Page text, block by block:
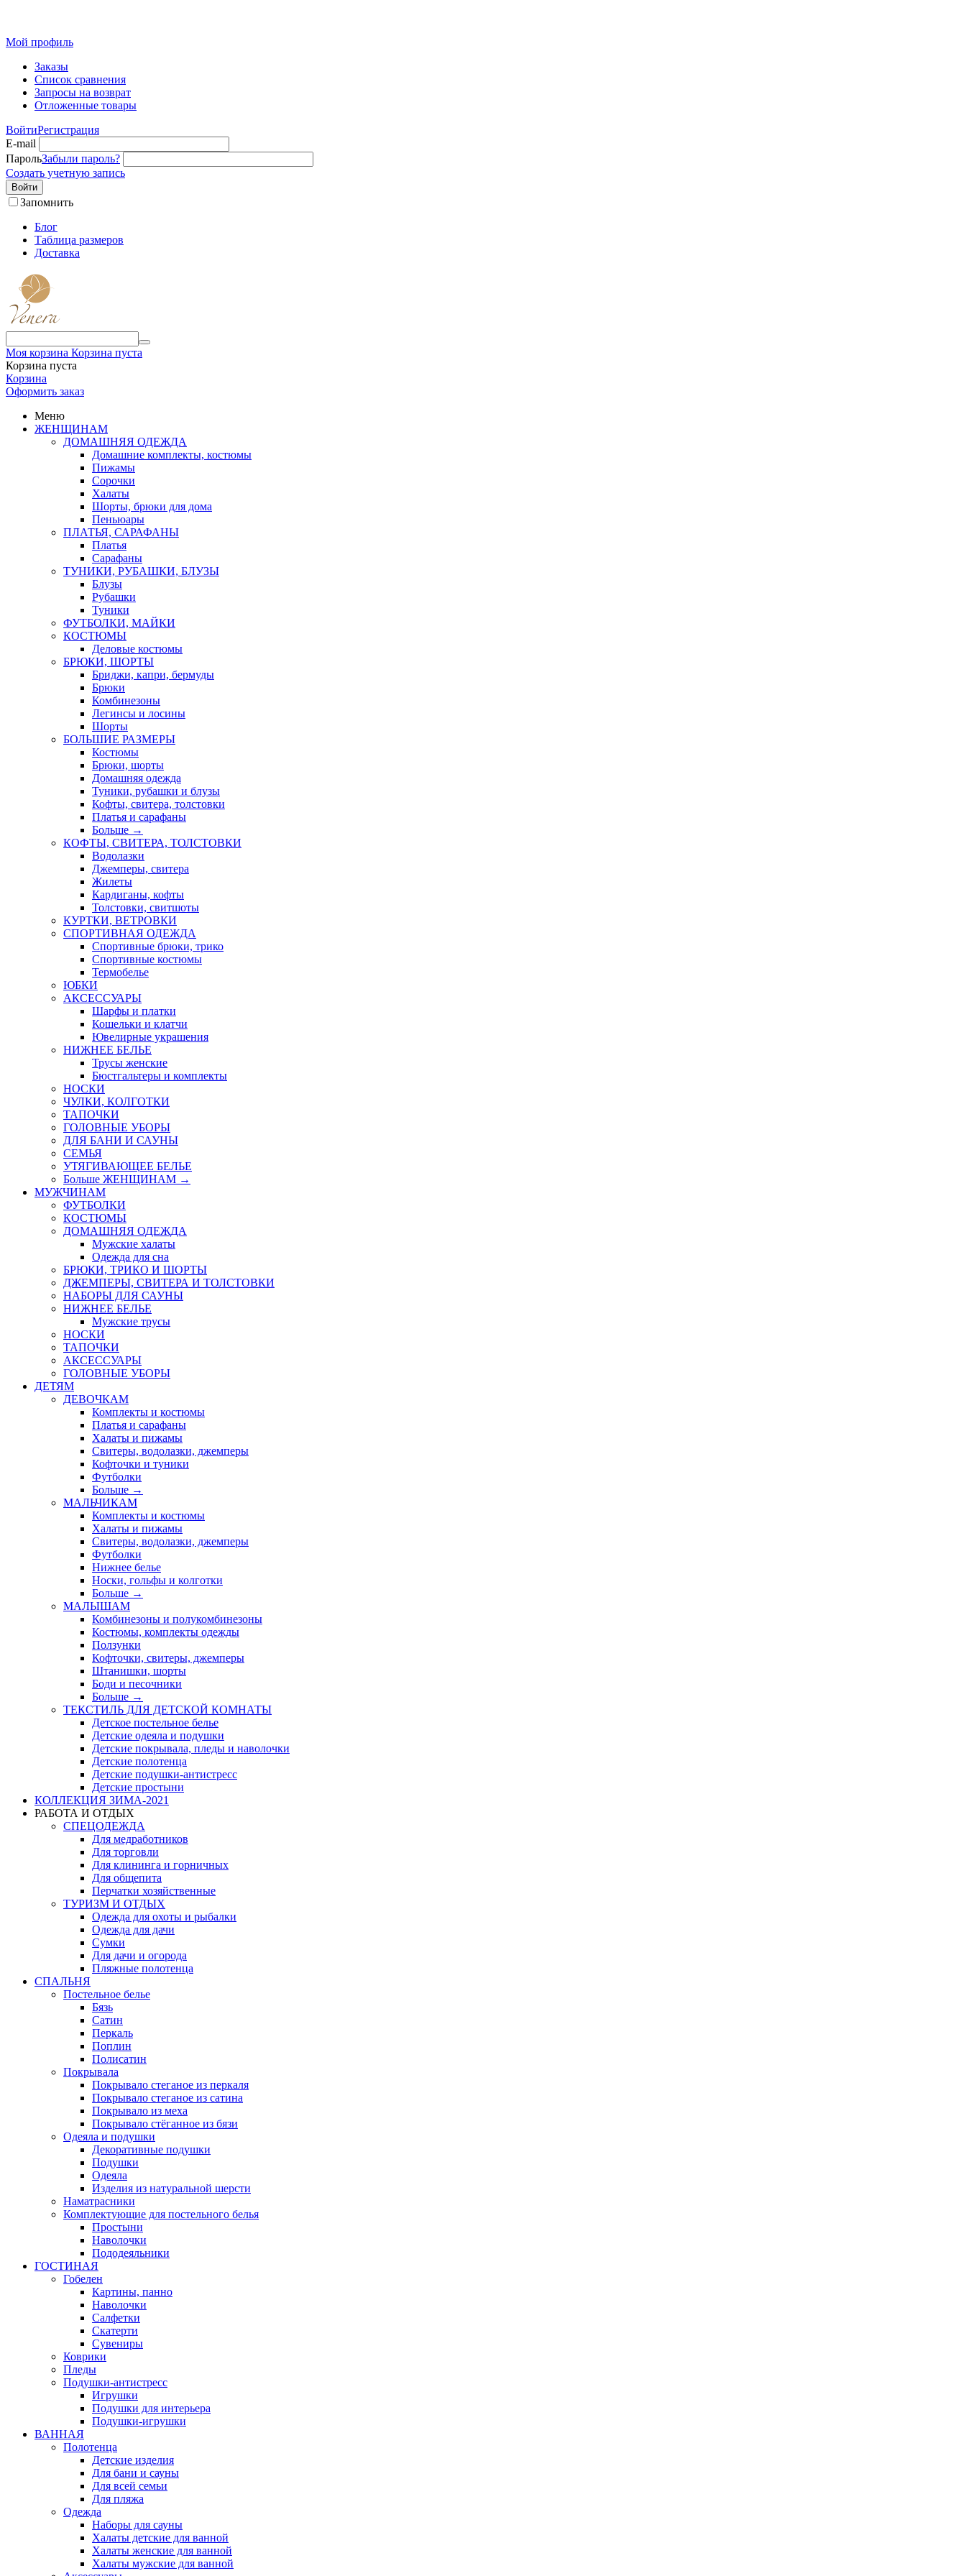
Мой профиль
Заказы
Список сравнения
Запросы на возврат
Отложенные товары
ВойтиРегистрация
E-mail
ПарольЗабыли пароль?
Создать учетную запись
Войти
Запомнить
Блог
Таблица размеров
Доставка
Моя корзина Корзина пуста
Корзина пуста
Корзина
Оформить заказ
Меню
ЖЕНЩИНАМ
ДОМАШНЯЯ ОДЕЖДА
Домашние комплекты, костюмы
Пижамы
Сорочки
Халаты
Шорты, брюки для дома
Пеньюары
ПЛАТЬЯ, САРАФАНЫ
Платья
Сарафаны
ТУНИКИ, РУБАШКИ, БЛУЗЫ
Блузы
Рубашки
Туники
ФУТБОЛКИ, МАЙКИ
КОСТЮМЫ
Деловые костюмы
БРЮКИ, ШОРТЫ
Бриджи, капри, бермуды
Брюки
Комбинезоны
Легинсы и лосины
Шорты
БОЛЬШИЕ РАЗМЕРЫ
Костюмы
Брюки, шорты
Домашняя одежда
Туники, рубашки и блузы
Кофты, свитера, толстовки
Платья и сарафаны
Больше →
КОФТЫ, СВИТЕРА, ТОЛСТОВКИ
Водолазки
Джемперы, свитера
Жилеты
Кардиганы, кофты
Толстовки, свитшоты
КУРТКИ, ВЕТРОВКИ
СПОРТИВНАЯ ОДЕЖДА
Спортивные брюки, трико
Спортивные костюмы
Термобелье
ЮБКИ
AКСЕССУАРЫ
Шарфы и платки
Кошельки и клатчи
Ювелирные украшения
НИЖНЕЕ БЕЛЬЕ
Трусы женские
Бюстгальтеры и комплекты
НОСКИ
ЧУЛКИ, КОЛГОТКИ
ТАПОЧКИ
ГОЛОВНЫЕ УБОРЫ
ДЛЯ БАНИ И САУНЫ
СЕМЬЯ
УТЯГИВАЮЩЕЕ БЕЛЬЕ
Больше ЖЕНЩИНАМ →
МУЖЧИНАМ
ФУТБОЛКИ
КОСТЮМЫ
ДОМАШНЯЯ ОДЕЖДА
Мужские халаты
Одежда для сна
БРЮКИ, ТРИКО И ШОРТЫ
ДЖЕМПЕРЫ, СВИТЕРА И ТОЛСТОВКИ
НАБОРЫ ДЛЯ САУНЫ
НИЖНЕЕ БЕЛЬЕ
Мужские трусы
НОСКИ
ТАПОЧКИ
АКСЕССУАРЫ
ГОЛОВНЫЕ УБОРЫ
ДЕТЯМ
ДЕВОЧКАМ
Комплекты и костюмы
Платья и сарафаны
Халаты и пижамы
Свитеры, водолазки, джемперы
Кофточки и туники
Футболки
Больше →
МАЛЬЧИКАМ
Комплекты и костюмы
Халаты и пижамы
Свитеры, водолазки, джемперы
Футболки
Нижнее белье
Носки, гольфы и колготки
Больше →
МАЛЫШАМ
Комбинезоны и полукомбинезоны
Костюмы, комплекты одежды
Ползунки
Кофточки, свитеры, джемперы
Штанишки, шорты
Боди и песочники
Больше →
ТЕКСТИЛЬ ДЛЯ ДЕТСКОЙ КОМНАТЫ
Детское постельное белье
Детские одеяла и подушки
Детские покрывала, пледы и наволочки
Детские полотенца
Детские подушки-антистресс
Детские простыни
КОЛЛЕКЦИЯ ЗИМА-2021
РАБОТА И ОТДЫХ
СПЕЦОДЕЖДА
Для медработников
Для торговли
Для клининга и горничных
Для общепита
Перчатки хозяйственные
ТУРИЗМ И ОТДЫХ
Одежда для охоты и рыбалки
Одежда для дачи
Сумки
Для дачи и огорода
Пляжные полотенца
СПАЛЬНЯ
Постельное белье
Бязь
Сатин
Перкаль
Поплин
Полисатин
Покрывала
Покрывало стеганое из перкаля
Покрывало стеганое из сатина
Покрывало из меха
Покрывало стёганное из бязи
Одеяла и подушки
Декоративные подушки
Подушки
Одеяла
Изделия из натуральной шерсти
Наматраcники
Комплектующие для постельного белья
Простыни
Наволочки
Пододеяльники
ГОСТИНАЯ
Гобелен
Картины, панно
Наволочки
Салфетки
Скатерти
Сувениры
Коврики
Пледы
Подушки-антистресс
Игрушки
Подушки для интерьера
Подушки-игрушки
ВАННАЯ
Полотенца
Детские изделия
Для бани и сауны
Для всей семьи
Для пляжа
Одежда
Наборы для сауны
Халаты детские для ванной
Халаты женские для ванной
Халаты мужские для ванной